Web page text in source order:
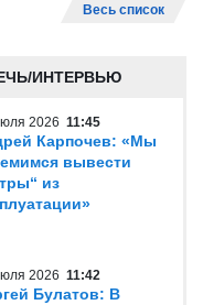
Весь список
ИНТЕРВЬЮ
2026 11:45
Карпочев: «Мы
вывести
из
2026 11:42
Булатов: В